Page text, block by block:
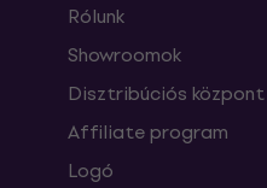
Rólunk
Showroomok
Disztribúciós központ
Affiliate program
Logó